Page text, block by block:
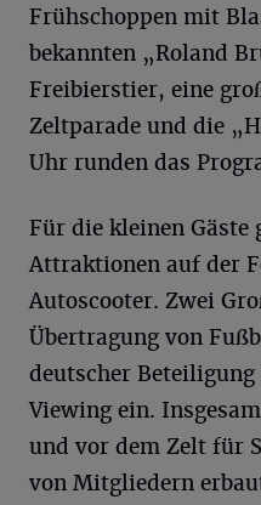
Frühschoppen mit
bekannten „Roland
Freibierstier, eine
Zeltparade und die
Uhr runden das
Für die kleinen Gäste
Attraktionen auf der
Autoscooter. Zwei
Übertragung von
deutscher
Viewing ein.
und vor dem Zelt für
von Mitgliedern